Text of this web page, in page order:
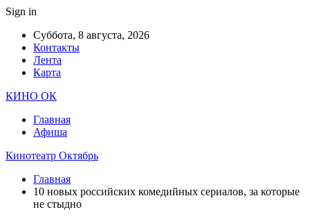
Sign in
Суббота, 8 августа, 2026
Контакты
Лента
Карта
КИНО ОК
Главная
Афиша
Кинотеатр Октябрь
Главная
10 новых российских комедийных сериалов, за которые
не стыдно